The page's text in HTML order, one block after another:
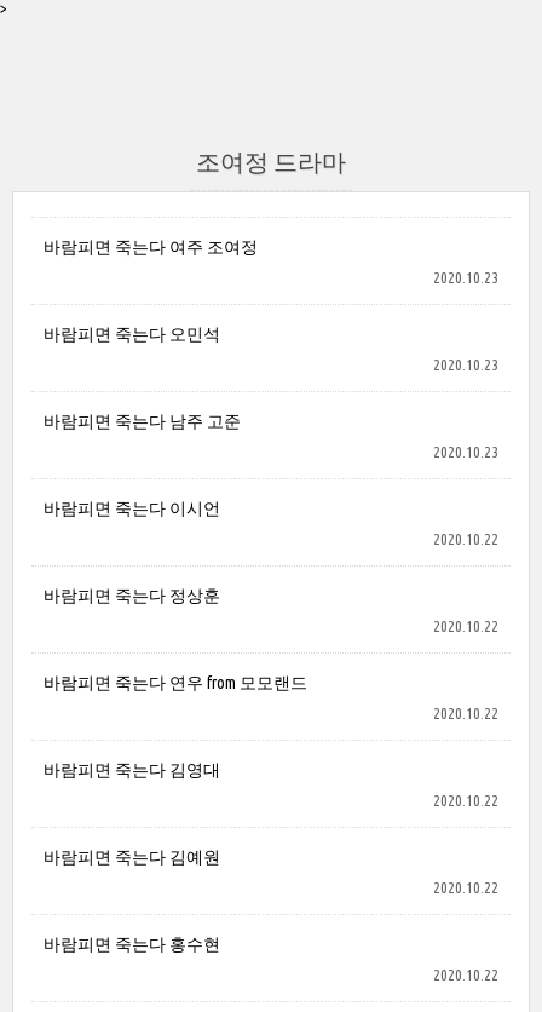
>
조여정 드라마
바람피면 죽는다 여주 조여정
2020.10.23
바람피면 죽는다 오민석
2020.10.23
바람피면 죽는다 남주 고준
2020.10.23
바람피면 죽는다 이시언
2020.10.22
바람피면 죽는다 정상훈
2020.10.22
바람피면 죽는다 연우 from 모모랜드
2020.10.22
바람피면 죽는다 김영대
2020.10.22
바람피면 죽는다 김예원
2020.10.22
바람피면 죽는다 홍수현
2020.10.22